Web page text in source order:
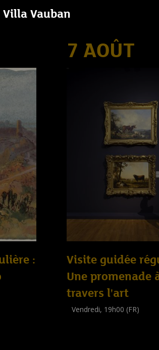
Vauban
:
7 AOÛT
Visite guidée
Une promenade
travers l'art
Vendredi, 19h00 (FR)